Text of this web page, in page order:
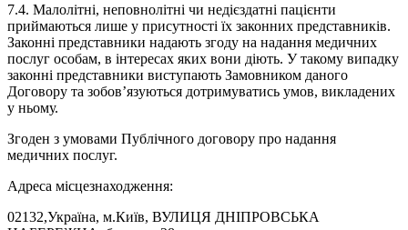
7.4. Малолітні, неповнолітні чи недієздатні пацієнти
приймаються лише у присутності їх законних представників.
Законні представники надають згоду на надання медичних
послуг особам, в інтересах яких вони діють. У такому випадку
законні представники виступають Замовником даного
Договору та зобов’язуються дотримуватись умов, викладених
у ньому.
Згоден з умовами Публічного договору про надання
медичних послуг.
Адреса місцезнаходження:
02132,Україна, м.Київ, ВУЛИЦЯ ДНІПРОВСЬКА